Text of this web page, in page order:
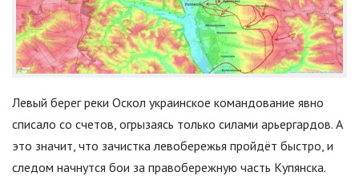
Левый берег реки Оскол украинское командование явно
списало со счетов, огрызаясь только силами арьергардов. А
это значит, что зачистка левобережья пройдёт быстро, и
следом начнутся бои за правобережную часть Купянска.